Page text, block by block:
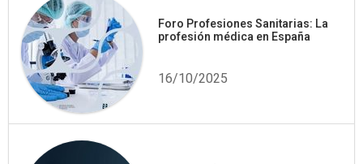
Foro Profesiones Sanitarias: La
profesión médica en España
16/10/2025